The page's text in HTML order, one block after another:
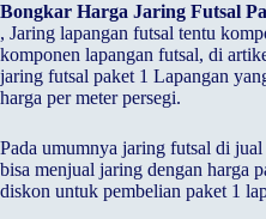
Bongkar Harga Jaring Futsal
, Jaring lapangan futsal tentu
komponen lapangan futsal, di
jaring futsal paket 1 Lapangan
harga per meter persegi.
Pada umumnya jaring futsal di
bisa menjual jaring dengan harga
diskon untuk pembelian paket 1